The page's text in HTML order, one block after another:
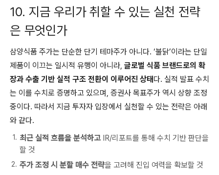
10. 지금 우리가 취할 수 있는 실천 전략
은 무엇인가
삼양식품 주가는 단순한 단기 테마주가 아니다. ‘불닭’이라는 단일
제품이 이끄는 일시적 유행이 아니라, 글로벌 식품 브랜드로의 확
장과 수출 기반 실적 구조 전환이 이루어진 상태다. 실적 발표 수치
는 이를 수치로 증명하고 있으며, 증권사 목표주가 역시 상향 조정
중이다. 따라서 지금 투자자 입장에서 실천할 수 있는 전략은 아래
와 같다.
최근 실적 흐름을 분석하고IR/리포트를 통해 수치 기반 판단을
할 것
주가 조정 시 분할 매수 전략을 고려해 진입 여력을 확보할 것